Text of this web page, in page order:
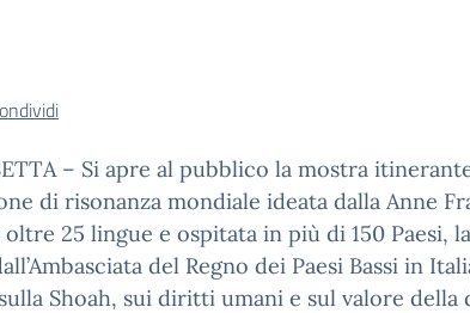
– Si apre al pubblico la mostra
di risonanza mondiale ideata dalla Anne
25 lingue e ospitata in più di 150 Paesi,
del Regno dei Paesi Bassi in
Shoah, sui diritti umani e sul valore della